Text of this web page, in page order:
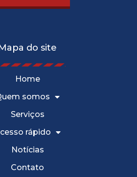
do site
Home
somos
Serviços
rápido
Notícias
Contato